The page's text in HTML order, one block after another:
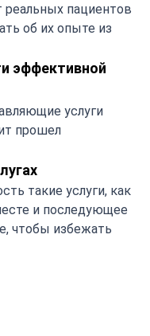
пациентов
об их опыте из
эффективной
услуги
прошел
такие услуги, как
и последующее
чтобы избежать